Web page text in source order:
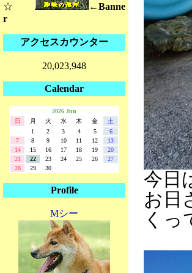
☆
←Banne
r
アクセスカウンター
20,023,948
Calendar
2026 Jun
日
月 火 水 木 金
土
1
2 3 4 5
6
7
8 9 10 11 12
13
14
15 16 17 18 19
20
21
22 23 24 25 26
27
28
29 30
Profile
Mシー
今日
お日
くっ